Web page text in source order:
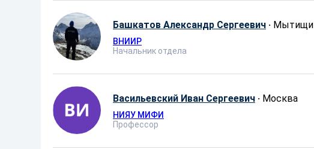
Башкатов Александр Сергеевич · Мытищи
ВНИИР
Начальник отдела
Васильевский Иван Сергеевич · Москва
НИЯУ МИФИ
Профессор